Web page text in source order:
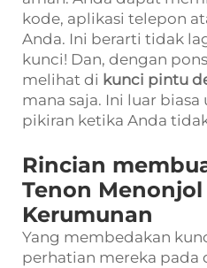
kode, aplikasi telepon
Anda. Ini berarti tidak
kunci! Dan, dengan
melihat di kunci pintu
mana saja. Ini luar
pikiran ketika Anda
Rincian
Tenon
Kerumunan
Yang membedakan
perhatian mereka pada